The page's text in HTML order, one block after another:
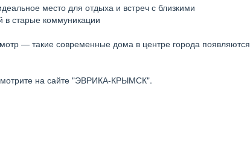
место для отдыха и встреч с близкими
старые коммуникации
— такие современные дома в центре города появляются
на сайте "ЭВРИКА-КРЫМСК".